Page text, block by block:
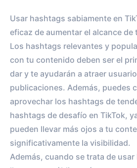
Usar hashtags sabiamente en
eficaz de aumentar el alcance
Los hashtags relevantes y
con tu contenido deben ser el
dar y te ayudarán a atraer
publicaciones. Además, puedes
aprovechar los hashtags de
hashtags de desafío en TikTok,
pueden llevar más ojos a tu
significativamente la visibilidad.
Además, cuando se trata de